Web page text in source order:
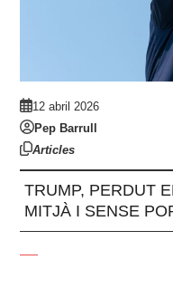
12 abril 2026
Pep Barrull
Articles
TRUMP, PERDUT
MITJÀ I SENSE